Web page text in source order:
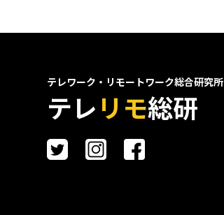
テレワーク・リモートワーク総合研究所
テレリモ総研